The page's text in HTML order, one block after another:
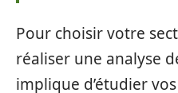
Pour choisir votre
réaliser une analyse
implique d’étudier